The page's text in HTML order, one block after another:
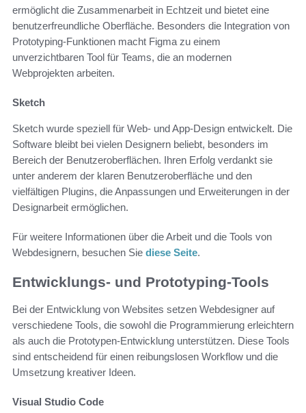
ermöglicht die Zusammenarbeit in Echtzeit und bietet eine
benutzerfreundliche Oberfläche. Besonders die Integration von
Prototyping-Funktionen macht Figma zu einem
unverzichtbaren Tool für Teams, die an modernen
Webprojekten arbeiten.
Sketch
Sketch wurde speziell für Web- und App-Design entwickelt. Die
Software bleibt bei vielen Designern beliebt, besonders im
Bereich der Benutzeroberflächen. Ihren Erfolg verdankt sie
unter anderem der klaren Benutzeroberfläche und den
vielfältigen Plugins, die Anpassungen und Erweiterungen in der
Designarbeit ermöglichen.
Für weitere Informationen über die Arbeit und die Tools von
Webdesignern, besuchen Sie diese Seite.
Entwicklungs- und Prototyping-Tools
Bei der Entwicklung von Websites setzen Webdesigner auf
verschiedene Tools, die sowohl die Programmierung erleichtern
als auch die Prototypen-Entwicklung unterstützen. Diese Tools
sind entscheidend für einen reibungslosen Workflow und die
Umsetzung kreativer Ideen.
Visual Studio Code